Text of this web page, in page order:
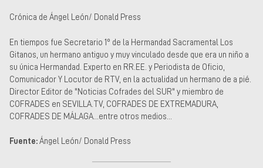
Crónica de Ángel León/ Donald Press
En tiempos fue Secretario 1º de la Hermandad Sacramental Los
Gitanos, un hermano antiguo y muy vinculado desde que era un niño a
su única Hermandad. Experto en RR.EE. y Periodista de Oficio,
Comunicador Y Locutor de RTV, en la actualidad un hermano de a pié.
Director Editor de "Noticias Cofrades del SUR" y miembro de
COFRADES en SEVILLA.TV, COFRADES DE EXTREMADURA,
COFRADES DE MÁLAGA...entre otros medios...
Fuente: Ángel León/ Donald Press